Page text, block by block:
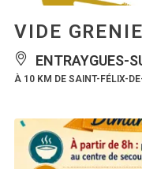
VIDE
ENTRAYGUES-
À 10 KM DE SAINT-FÉLIX-